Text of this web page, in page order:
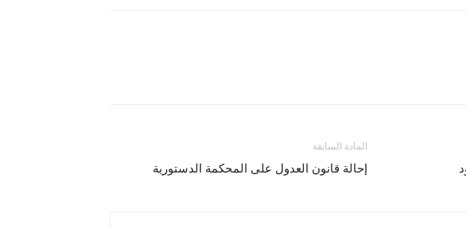
المادة السابقة
إحالة قانون العدول على المحكمة الدستورية